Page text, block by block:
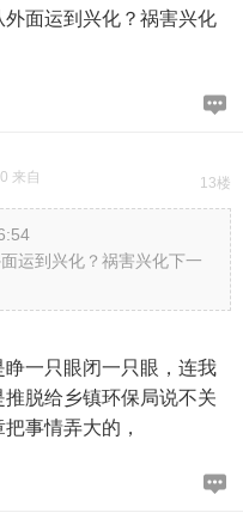
面运到兴化？祸害兴化
13楼
来自
运到兴化？祸害兴化下一
一只眼闭一只眼，连我
脱给乡镇环保局说不关
事情弄大的，